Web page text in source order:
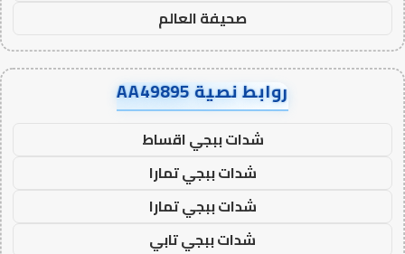
صحيفة العالم
روابط نصية AA49895
شدات ببجي اقساط
شدات ببجي تمارا
شدات ببجي تمارا
شدات ببجي تابي